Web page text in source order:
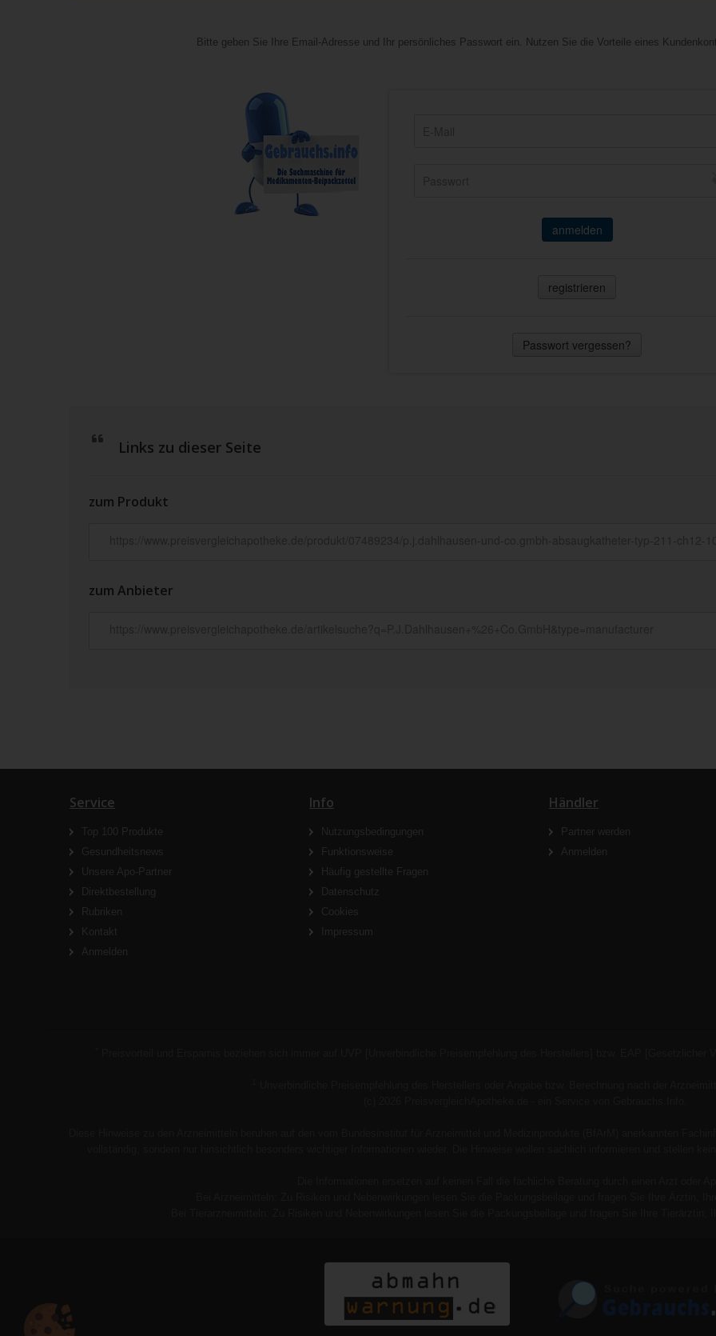
Bitte geben Sie Ihre Email-Adresse und Ihr persönliches Passwort ein. Nutzen Sie die Vorteile eines
anmelden
registrieren
Passwort vergessen?
Links zu dieser Seite
zum Produkt
zum Anbieter
Service
Top 100 Produkte
Gesundheitsnews
Unsere Apo-Partner
Direktbestellung
Rubriken
Kontakt
Anmelden
Info
Nutzungsbedingungen
Funktionsweise
Häufig gestellte Fragen
Datenschutz
Cookies
Impressum
Händler
Partner werden
Anmelden